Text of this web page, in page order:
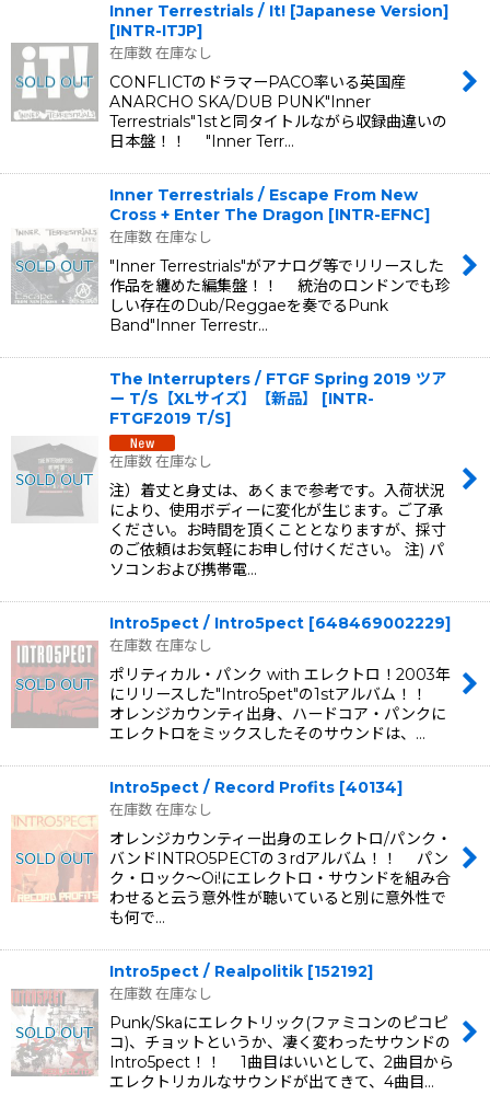
Inner Terrestrials ‎/ It! [Japanese Version]
[INTR-ITJP]
在庫数 在庫なし
CONFLICTのドラマーPACO率いる英国産
ANARCHO SKA/DUB PUNK"Inner
Terrestrials"1stと同タイトルながら収録曲違いの
日本盤！！ "Inner Terr…
Inner Terrestrials / Escape From New
Cross + Enter The Dragon [INTR-EFNC]
在庫数 在庫なし
"Inner Terrestrials"がアナログ等でリリースした
作品を纏めた編集盤！！ 統治のロンドンでも珍
しい存在のDub/Reggaeを奏でるPunk
Band"Inner Terrestr…
The Interrupters / FTGF Spring 2019 ツア
ー T/S【XLサイズ】【新品】
[INTR-
FTGF2019 T/S]
在庫数 在庫なし
注）着丈と身丈は、あくまで参考です。入荷状況
により、使用ボディーに変化が生じます。ご了承
ください。お時間を頂くこととなりますが、採寸
のご依頼はお気軽にお申し付けください。 注) パ
ソコンおよび携帯電…
Intro5pect / Intro5pect [648469002229]
在庫数 在庫なし
ポリティカル・パンク with エレクトロ！2003年
にリリースした"Intro5pet"の1stアルバム！！
オレンジカウンティ出身、ハードコア・パンクに
エレクトロをミックスしたそのサウンドは、…
Intro5pect / Record Profits [40134]
在庫数 在庫なし
オレンジカウンティー出身のエレクトロ/パンク・
バンドINTRO5PECTの３rdアルバム！！ パン
ク・ロック〜Oi!にエレクトロ・サウンドを組み合
わせると云う意外性が聴いていると別に意外性で
も何で…
Intro5pect / Realpolitik [152192]
在庫数 在庫なし
Punk/Skaにエレクトリック(ファミコンのピコピ
コ)、チョットというか、凄く変わったサウンドの
Intro5pect！！ 1曲目はいいとして、2曲目から
エレクトリカルなサウンドが出てきて、4曲目…